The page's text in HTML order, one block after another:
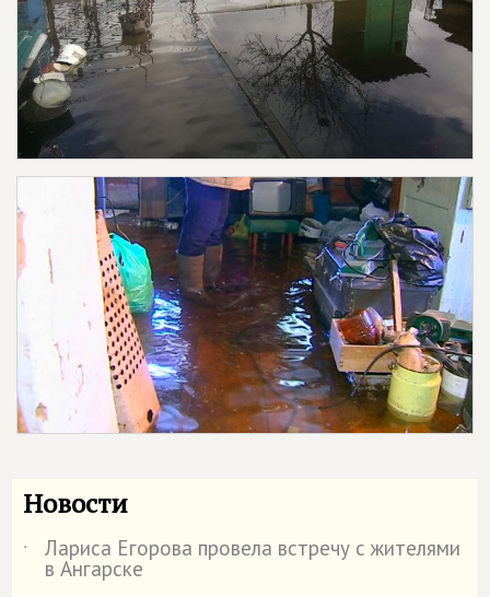
Новости
˙ Лариса Егорова провела встречу с жителями
в Ангарске